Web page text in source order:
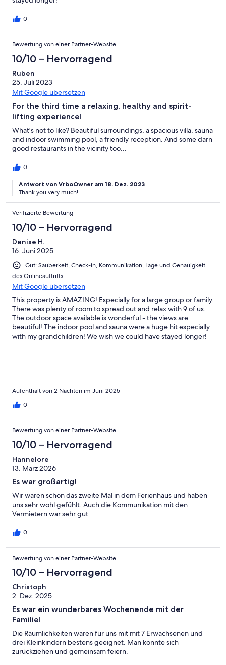
0
Bewertung von einer Partner-Website
10/10 – Hervorragend
Ruben
25. Juli 2023
Mit Google übersetzen
For the third time a relaxing, healthy and spirit-
lifting experience!
What's not to like? Beautiful surroundings, a spacious villa, sauna
and indoor swimming pool, a friendly reception. And some darn
good restaurants in the vicinity too...
0
Antwort von VrboOwner am 18. Dez. 2023
Thank you very much!
Verifizierte Bewertung
10/10 – Hervorragend
Denise H.
16. Juni 2025
Gut: Sauberkeit, Check-in, Kommunikation, Lage und Genauigkeit
des Onlineauftritts
Mit Google übersetzen
This property is AMAZING! Especially for a large group or family.
There was plenty of room to spread out and relax with 9 of us.
The outdoor space available is wonderful - the views are
beautiful! The indoor pool and sauna were a huge hit especially
with my grandchildren! We wish we could have stayed longer!
Aufenthalt von 2 Nächten im Juni 2025
0
Bewertung von einer Partner-Website
10/10 – Hervorragend
Hannelore
13. März 2026
Es war großartig!
Wir waren schon das zweite Mal in dem Ferienhaus und haben
uns sehr wohl gefühlt. Auch die Kommunikation mit den
Vermietern war sehr gut.
0
Bewertung von einer Partner-Website
10/10 – Hervorragend
Christoph
2. Dez. 2025
Es war ein wunderbares Wochenende mit der
Familie!
Die Räumlichkeiten waren für uns mit mit 7 Erwachsenen und
drei Kleinkindern bestens geeignet. Man könnte sich
zurückziehen und gemeinsam feiern.